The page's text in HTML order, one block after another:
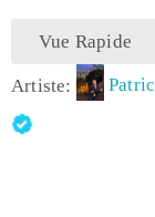
Vue Rapide
Artiste: